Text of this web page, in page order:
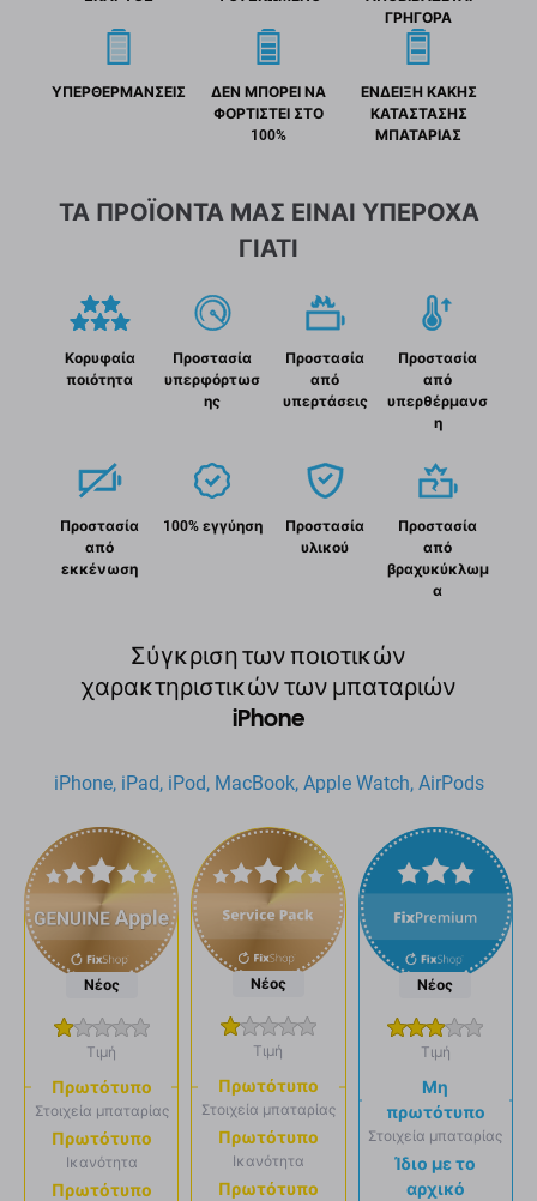
ΓΡΗΓΟΡΑ
ΥΠΕΡΘΕΡΜΑΝΣΕΙΣ
ΔΕΝ ΜΠΟΡΕΙ ΝΑ
ΦΟΡΤΙΣΤΕΙ ΣΤΟ
100%
ΕΝΔΕΙΞΗ ΚΑΚΗΣ
ΚΑΤΑΣΤΑΣΗΣ
ΜΠΑΤΑΡΙΑΣ
ΤΑ ΠΡΟΪΟΝΤΑ ΜΑΣ ΕΙΝΑΙ ΥΠΕΡΟΧΑ
ΓΙΑΤΙ
Κορυφαία
ποιότητα
Προστασία
υπερφόρτωσ
ης
Προστασία
από
υπερτάσεις
Προστασία
από
υπερθέρμανσ
η
Προστασία
από
εκκένωση
100% εγγύηση
Προστασία
υλικού
Προστασία
από
βραχυκύκλωμ
α
Σύγκριση των ποιοτικών
χαρακτηριστικών των μπαταριών
iPhone
iPhone, iPad, iPod, MacBook, Apple Watch, AirPods
Νέος
Τιμή
Πρωτότυπο
Στοιχεία μπαταρίας
Πρωτότυπο
Ικανότητα
Πρωτότυπο
Νέος
Τιμή
Πρωτότυπο
Στοιχεία μπαταρίας
Πρωτότυπο
Ικανότητα
Πρωτότυπο
Νέος
Τιμή
Μη
πρωτότυπο
Στοιχεία μπαταρίας
Ίδιο με το
αρχικό